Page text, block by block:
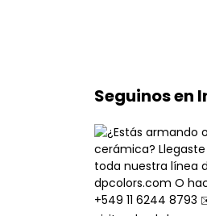
Seguinos en